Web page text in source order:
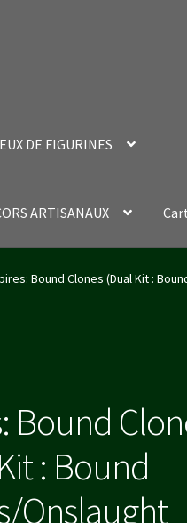
DE FIGURINES
ARTISANAUX
de la commande
Bound Clones (Dual Kit :
Bound
: Bound
Onslaught